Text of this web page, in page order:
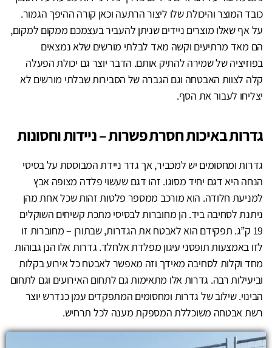
כובד המוצר והיכולת שלו ליצור הרתעה וכאן קורה ההיפך הגמור.
על אף שאלו מוצרים ניידים שניתן להעביר בעצמכם ממקום למקום,
הם מאד מרתיעים וקשה מאד לבלתי מורשים שלא נמצאים
בפוזיציה של שמירה להתיק אותם. הדבר יוצר גם יכולת הפעלה
קלה לצוות האבטחה וגם הגברה של הסבירות שבלתי מורשים לא
יצליחו לעבור את הסף.
גדרות באיכות חסרת פשרות – ניידות וחסונות
גדרות ומחסומים יש למכביר, אך גדר ניידת המבוססת על בסיסי
הנחה היא דגם יחיד מסוגו. זהו דגם שעשוי פלדה מצופה אבץ
למניעת חלודה. הוא מורכב ממספר פלטות זהות שכל אחת מהן
ניתנת לסחיבה ביד. הן מחוברות לבסיסי מתכת קשיחים השוקלים
19 ק”ג. תפקידם הוא לאבטח את הגדרות, שבתורן – מחוברות זו
לזו באמצעות תופסני עיגון מפלדת אלחלד. גדרות אלו הנן גבוהות
מחד וקלות לסחיבה מאידך וזה מאפשר לאבטח כל אירוע בקלות
וביעילות רבה. גדרות אלו מתאימות גם לתחום האירועים וגם לתחום
הבינוי. שילוב של גדרות ומחסומים המתפקדים עמן כנדרש יוצר
רשת אבטחה משוכללת המספקת מענה לכל תרחיש.